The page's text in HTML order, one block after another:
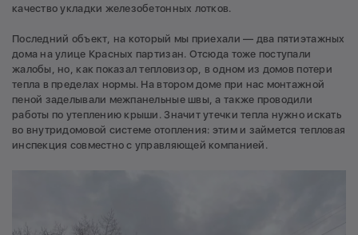
качество укладки железобетонных лотков.
Последний объект, на который мы приехали — два пятиэтажных
дома на улице Красных партизан. Отсюда тоже поступали
жалобы, но, как показал тепловизор, в одном из домов потери
тепла в пределах нормы. На втором доме при нас монтажной
пеной заделывали межпанельные швы, а также проводили
работы по утеплению крыши. Значит утечки тепла нужно искать
во внутридомовой системе отопления: этим и займется тепловая
инспекция совместно с управляющей компанией.